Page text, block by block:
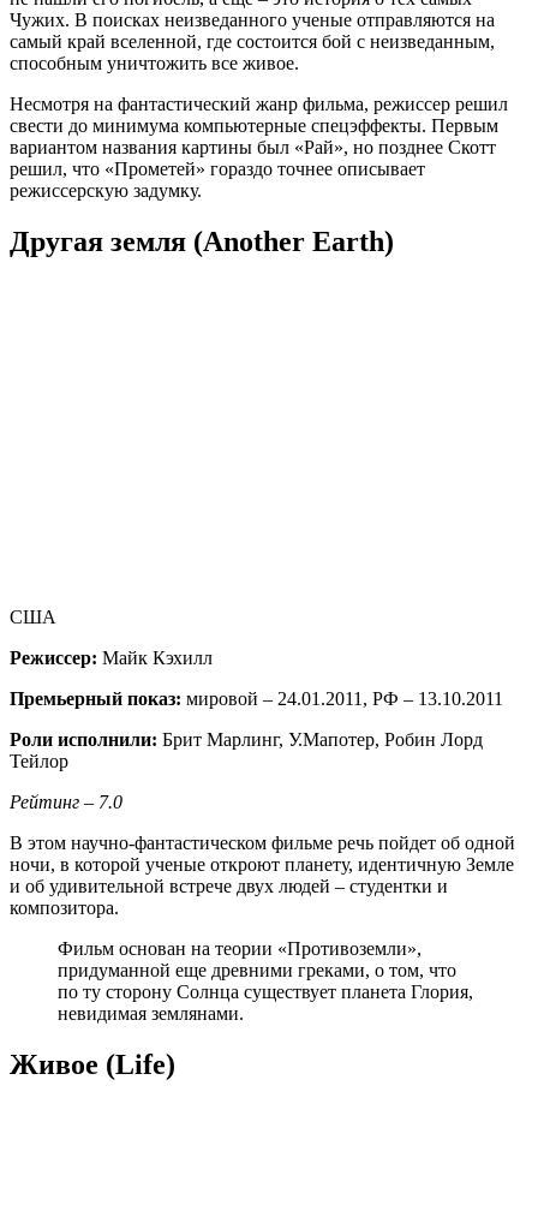
Чужих. В поисках неизведанного ученые отправляются на
самый край вселенной, где состоится бой с неизведанным,
способным уничтожить все живое.
Несмотря на фантастический жанр фильма, режиссер решил
свести до минимума компьютерные спецэффекты. Первым
вариантом названия картины был «Рай», но позднее Скотт
решил, что «Прометей» гораздо точнее описывает
режиссерскую задумку.
Другая земля (Another Earth)
США
Режиссер: Майк Кэхилл
Премьерный показ: мировой – 24.01.2011, РФ – 13.10.2011
Роли исполнили: Брит Марлинг, У.Мапотер, Робин Лорд
Тейлор
Рейтинг – 7.0
В этом научно-фантастическом фильме речь пойдет об одной
ночи, в которой ученые откроют планету, идентичную Земле
и об удивительной встрече двух людей – студентки и
композитора.
Фильм основан на теории «Противоземли»,
придуманной еще древними греками, о том, что
по ту сторону Солнца существует планета Глория,
невидимая землянами.
Живое (Life)